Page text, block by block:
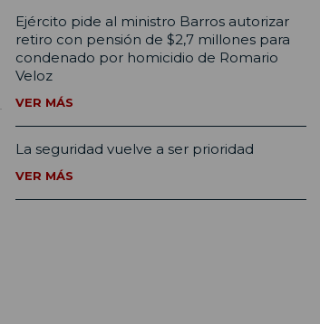
Ejército pide al ministro Barros autorizar
retiro con pensión de $2,7 millones para
condenado por homicidio de Romario
Veloz
VER MÁS
La seguridad vuelve a ser prioridad
VER MÁS